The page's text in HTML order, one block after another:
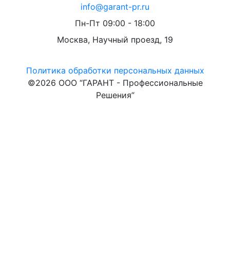
info@garant-pr.ru
Пн-Пт 09:00 - 18:00
Москва, Научный проезд, 19
Политика обработки персональных данных
©2026 ООО “ГАРАНТ - Профессиональные
Решения”